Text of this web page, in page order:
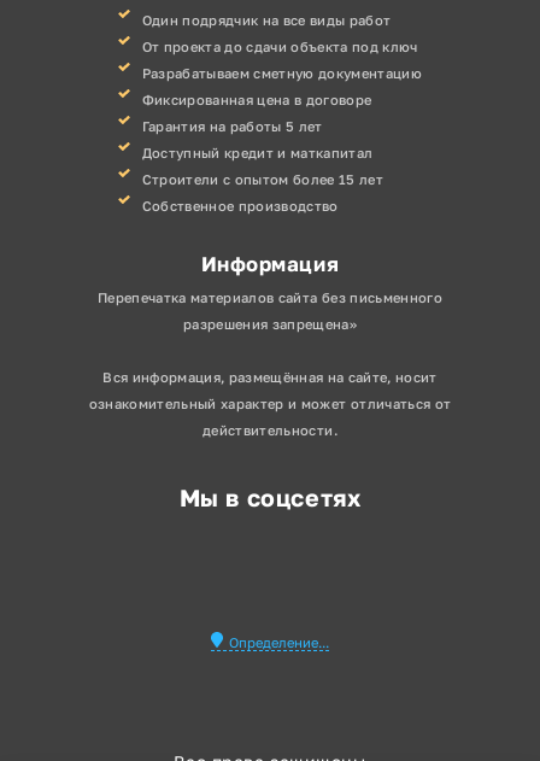
Мы в соцсетях
Определение...
Один подрядчик на все виды работ
От проекта до сдачи объекта под ключ
Разрабатываем сметную документацию
Фиксированная цена в договоре
Гарантия на работы 5 лет
Доступный кредит и маткапитал
Строители с опытом более 15 лет
Собственное производство
Информация
Перепечатка материалов сайта без письменного
разрешения запрещена»
Вся информация, размещённая на сайте, носит
ознакомительный характер и может отличаться от
действительности.